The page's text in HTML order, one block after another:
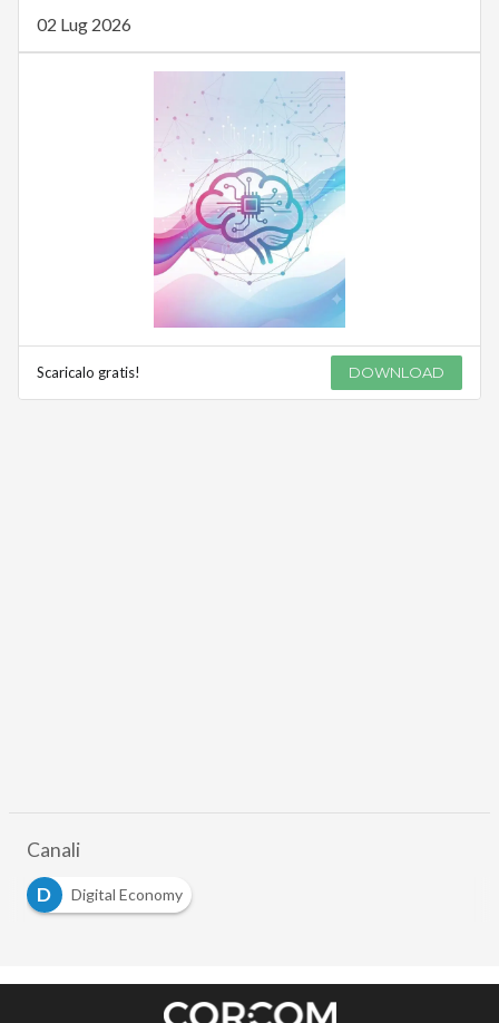
02 Lug 2026
Scaricalo gratis! DOWNLOAD
Canali
D
Digital Economy